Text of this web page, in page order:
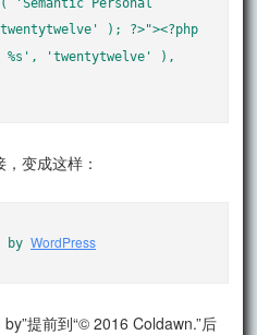
); ?>"><?php
%s', 'twentytwelve' ),
变成这样：
by WordPress
提前到“© 2016 Coldawn.”后